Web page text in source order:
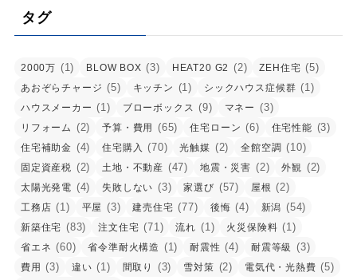
タグ
2000万 (1) BLOW BOX (3) HEAT20 G2 (2) ZEH住宅 (5)
あおぞらチャージ (5) キッチン (1) シックハウス症候群 (1)
ハウスメーカー (1) ブローボックス (9) マネー (3)
リフォーム (2) 予算・費用 (65) 住宅ローン (6) 住宅性能 (3)
住宅補助金 (4) 住宅購入 (70) 光触媒 (2) 全館空調 (10)
固定資産税 (2) 土地・不動産 (47) 地震・災害 (2) 外観 (2)
太陽光発電 (4) 失敗しない (3) 家選び (57) 屋根 (2)
工務店 (1) 平屋 (3) 建売住宅 (77) 後悔 (4) 新潟 (54)
新築住宅 (83) 注文住宅 (71) 流れ (1) 火災保険料 (1)
省エネ (60) 省令準耐火構造 (1) 耐震性 (4) 耐震等級 (3)
費用 (3) 違い (1) 間取り (3) 雪対策 (2) 電気代・光熱費 (5)